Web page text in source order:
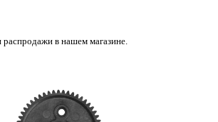
в нашем магазине.